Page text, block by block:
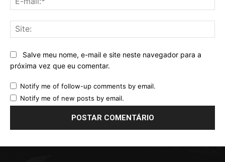
Salve meu nome, e-mail e site neste navegador para a
próxima vez que eu comentar.
Notify me of follow-up comments by email.
Notify me of new posts by email.